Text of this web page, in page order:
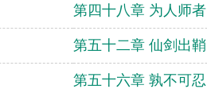
第四十八章 为人师者
第五十二章 仙剑出鞘
第五十六章 孰不可忍